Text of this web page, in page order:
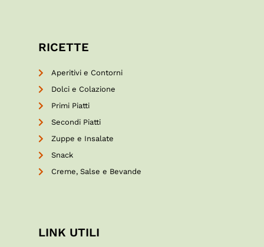
RICETTE
Aperitivi e Contorni
Dolci e Colazione
Primi Piatti
Secondi Piatti
Zuppe e Insalate
Snack
Creme, Salse e Bevande
LINK UTILI